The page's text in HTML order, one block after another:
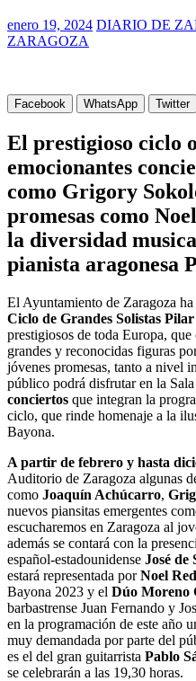
enero 19, 2024 DIARIO DE
ZARAGOZA
Facebook WhatsApp Twitter
El prestigioso ciclo
emocionantes
como Grigory
promesas como
la diversidad
pianista aragonesa
El Ayuntamiento de Zaragoza ha
Ciclo de Grandes Solistas
prestigiosos de toda Europa,
grandes y reconocidas figuras
jóvenes promesas, tanto a nivel
público podrá disfrutar en la
conciertos que integran la
ciclo, que rinde homenaje a la
Bayona.
A partir de febrero y hasta
Auditorio de Zaragoza algunas
como Joaquín Achúcarro,
nuevos piansitas emergentes
escucharemos en Zaragoza al
además se contará con la
español-estadounidense José de
estará representada porNoel
Bayona 2023 y el Dúo Moreno
barbastrense Juan Fernando y
en la programación de este año
muy demandada por parte del
es el del gran guitarrista Pablo
se celebrarán a las 19,30 horas.